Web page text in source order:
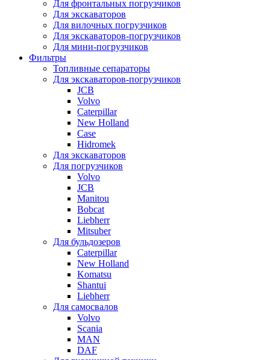
Для фронтальных погрузчиков
Для экскаваторов
Для вилочных погрузчиков
Для экскаваторов-погрузчиков
Для мини-погрузчиков
Фильтры
Топливные сепараторы
Для экскаваторов-погрузчиков
JCB
Volvo
Caterpillar
New Holland
Case
Hidromek
Для экскаваторов
Для погрузчиков
Volvo
JCB
Manitou
Bobcat
Liebherr
Mitsuber
Для бульдозеров
Caterpillar
New Holland
Komatsu
Shantui
Liebherr
Для самосвалов
Volvo
Scania
MAN
DAF